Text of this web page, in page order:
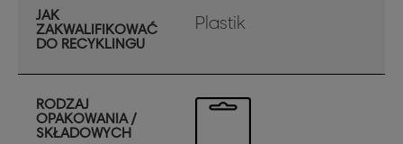
JAK
ZAKWALIFIKOWAĆ
DO RECYKLINGU
Plastik
RODZAJ
OPAKOWANIA /
SKŁADOWYCH